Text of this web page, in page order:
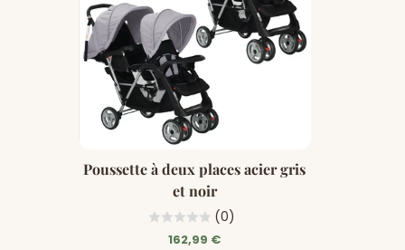
Poussette à deux places acier gris
et noir
(0)
162,99 €